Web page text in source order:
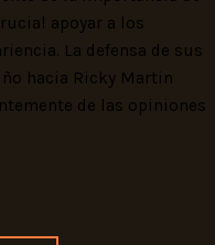
apoyar a los
La defensa de sus
hacia Ricky Martin
de las opiniones